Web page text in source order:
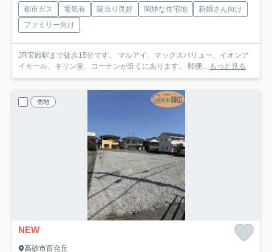
都市ガス 電気有 陽当り良好 閑静な住宅地
新婚さん向け
ファミリー向け
JR宝殿駅まで徒歩15分です。 マルアイ、マックスバリュー、イオンア
イモール、キリン堂、コーナンが近くにあります。 郵便...
もっと見る
売地
NEW
高砂市百合丘